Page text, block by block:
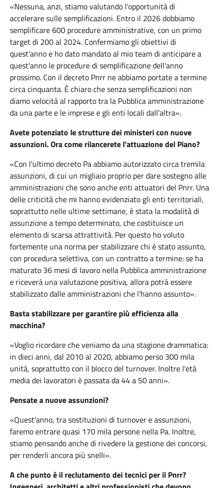
«Nessuna, anzi, stiamo valutando l'opportunità di
accelerare sulle semplificazioni. Entro il 2026 dobbiamo
semplificare 600 procedure amministrative, con un primo
target di 200 al 2024. Confermiamo gli obiettivi di
quest'anno e ho dato mandato al mio team di anticipare a
quest'anno le procedure di semplificazione dell'anno
prossimo. Con il decreto Pnrr ne abbiamo portate a termine
circa cinquanta. È chiaro che senza semplificazioni non
diamo velocità al rapporto tra la Pubblica amministrazione
da una parte e le imprese e gli enti locali dall'altra».
Avete potenziato le strutture dei ministeri con nuove
assunzioni. Ora come rilancerete l'attuazione del Piano?
«Con l'ultimo decreto Pa abbiamo autorizzato circa tremila
assunzioni, di cui un migliaio proprio per dare sostegno alle
amministrazioni che sono anche enti attuatori del Pnrr. Una
delle criticità che mi hanno evidenziato gli enti territoriali,
soprattutto nelle ultime settimane, è stata la modalità di
assunzione a tempo determinato, che costituisce un
elemento di scarsa attrattività. Per questo ho voluto
fortemente una norma per stabilizzare chi è stato assunto,
con procedura selettiva, con un contratto a termine: se ha
maturato 36 mesi di lavoro nella Pubblica amministrazione
e riceverà una valutazione positiva, allora potrà essere
stabilizzato dalle amministrazioni che l'hanno assunto».
Basta stabilizzare per garantire più efficienza alla
macchina?
«Voglio ricordare che veniamo da una stagione drammatica:
in dieci anni, dal 2010 al 2020, abbiamo perso 300 mila
unità, soprattutto con il blocco del turnover. Inoltre l'età
media dei lavoratori è passata da 44 a 50 anni».
Pensate a nuove assunzioni?
«Quest'anno, tra sostituzioni di turnover e assunzioni,
faremo entrare quasi 170 mila persone nella Pa. Inoltre,
stiamo pensando anche di rivedere la gestione dei concorsi,
per renderli ancora più snelli».
A che punto è il reclutamento dei tecnici per il Pnrr?